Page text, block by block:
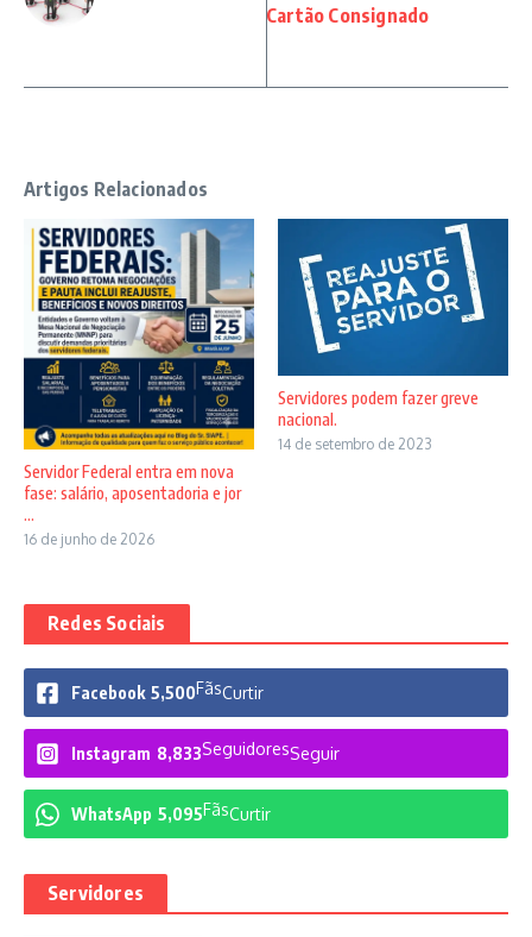
Cartão Consignado
Artigos Relacionados
Servidor Federal entra em nova
fase: salário, aposentadoria e jor
...
16 de junho de 2026
Servidores podem fazer greve
nacional.
14 de setembro de 2023
Redes Sociais
Facebook 5,500FãsCurtir
Instagram 8,833SeguidoresSeguir
WhatsApp 5,095FãsCurtir
Servidores